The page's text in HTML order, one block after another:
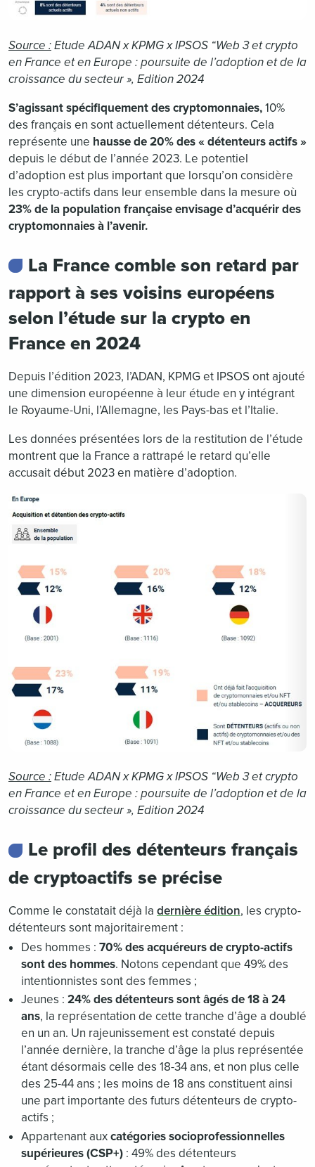
Source :Etude ADAN x KPMG x IPSOS “Web 3 et crypto
en France et en Europe : poursuite de l’adoption et de la
croissance du secteur », Edition 2024
S’agissant spécifiquement des cryptomonnaies,10%
des français en sont actuellement détenteurs. Cela
représente une hausse de 20% des « détenteurs actifs »
depuis le début de l’année 2023. Le potentiel
d’adoption est plus important que lorsqu’on considère
les crypto-actifs dans leur ensemble dans la mesure où
23% de la population française envisage d’acquérir des
cryptomonnaies à l’avenir.
La France comble son retard par
rapport à ses voisins européens
selon l’étude sur la crypto en
France en 2024
Depuis l’édition 2023, l’ADAN, KPMG et IPSOS ont ajouté
une dimension européenne à leur étude en y intégrant
le Royaume-Uni, l’Allemagne, les Pays-bas et l’Italie.
Les données présentées lors de la restitution de l’étude
montrent que la France a rattrapé le retard qu’elle
accusait début 2023 en matière d’adoption.
Source :Etude ADAN x KPMG x IPSOS “Web 3 et crypto
en France et en Europe : poursuite de l’adoption et de la
croissance du secteur », Edition 2024
Le profil des détenteurs français
de cryptoactifs se précise
Comme le constatait déjà la dernière édition, les crypto-
détenteurs sont majoritairement :
Des hommes : 70% des acquéreurs de crypto-actifs
sont des hommes. Notons cependant que 49% des
intentionnistes sont des femmes ;
Jeunes : 24% des détenteurs sont âgés de 18 à 24
ans, la représentation de cette tranche d’âge a doublé
en un an. Un rajeunissement est constaté depuis
l’année dernière, la tranche d’âge la plus représentée
étant désormais celle des 18-34 ans, et non plus celle
des 25-44 ans ; les moins de 18 ans constituent ainsi
une part importante des futurs détenteurs de crypto-
actifs ;
Appartenant auxcatégories socioprofessionnelles
supérieures (CSP+) : 49% des détenteurs